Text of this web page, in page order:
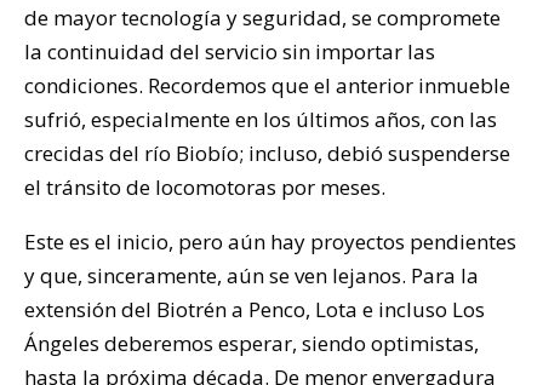
de mayor tecnología y seguridad, se compromete
la continuidad del servicio sin importar las
condiciones. Recordemos que el anterior inmueble
sufrió, especialmente en los últimos años, con las
crecidas del río Biobío; incluso, debió suspenderse
el tránsito de locomotoras por meses.
Este es el inicio, pero aún hay proyectos pendientes
y que, sinceramente, aún se ven lejanos. Para la
extensión del Biotrén a Penco, Lota e incluso Los
Ángeles deberemos esperar, siendo optimistas,
hasta la próxima década. De menor envergadura